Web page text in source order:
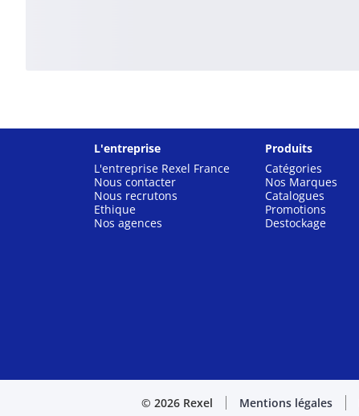
L'entreprise
L'entreprise Rexel France
Nous contacter
Nous recrutons
Ethique
Nos agences
Produits
Catégories
Nos Marques
Catalogues
Promotions
Destockage
© 2026 Rexel Mentions légales